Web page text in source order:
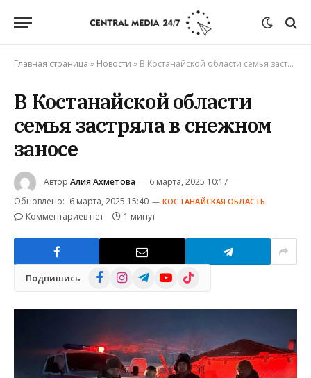
Главная страница » Новости » В Костанайской области семья застряла в снежном заносе
В Костанайской области
семья застряла в снежном
заносе
Автор Алия Ахметова
6 марта, 2025 10:17
Обновлено: 6 марта, 2025 15:40 КОСТАНАЙСКАЯ ОБЛАСТЬ
Комментариев нет 1 минут
Подпишись FacebookInstagramTelegramYouTube
TikTok